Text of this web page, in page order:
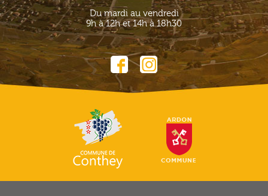
Du mardi au vendredi
9h à 12h et 14h à 18h30